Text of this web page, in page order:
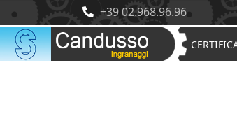
+39 02.968.96.96